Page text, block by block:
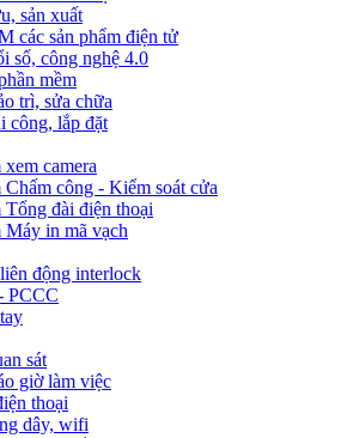
sản xuất
các sản phẩm điện tử
số, công nghệ 4.0
mềm
trì, sửa chữa
công, lắp đặt
camera
Chấm công - Kiểm soát cửa
Tổng đài điện thoại
Máy in mã vạch
động interlock
PCCC
sát
giờ làm việc
thoại
dây, wifi